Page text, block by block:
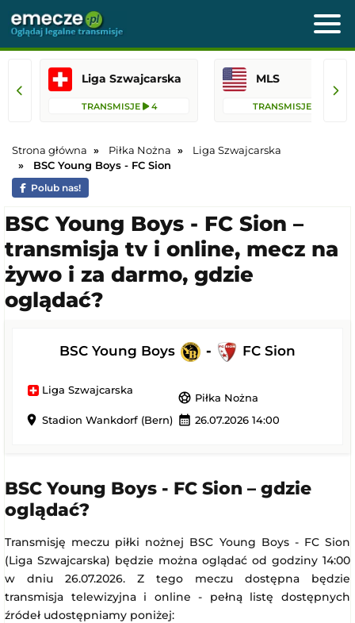
Liga Szwajcarska
TRANSMISJE 4
MLS
TRANSMISJE
Strona główna Piłka Nożna
Liga Szwajcarska
BSC Young Boys - FC Sion
Polub nas!
BSC Young Boys - FC Sion –
transmisja tv i online, mecz na
żywo i za darmo, gdzie
oglądać?
BSC Young Boys - FC Sion
Liga Szwajcarska
sports_soccer Piłka Nożna
location_on Stadion Wankdorf (Bern) calendar_month 26.07.2026 14:00
BSC Young Boys - FC Sion – gdzie
oglądać?
Transmisję meczu piłki nożnej BSC Young Boys - FC Sion
(Liga Szwajcarska) będzie można oglądać od godziny 14:00
w dniu 26.07.2026. Z tego meczu dostępna będzie
transmisja telewizyjna i online - pełną listę dostępnych
źródeł udostępniamy poniżej: